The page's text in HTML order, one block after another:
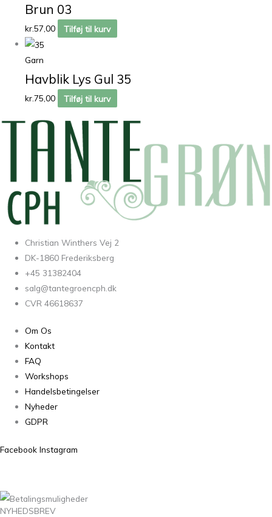
Brun 03
kr.57,00 Tilføj til kurv
Garn
Havblik Lys Gul 35
kr.75,00 Tilføj til kurv
Christian Winthers Vej 2
DK-1860 Frederiksberg
+45 31382404
salg@tantegroencph.dk
CVR 46618637
Om Os
Kontakt
FAQ
Workshops
Handelsbetingelser
Nyheder
GDPR
Facebook Instagram
NYHEDSBREV